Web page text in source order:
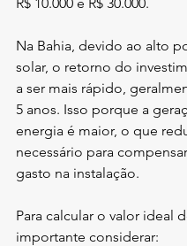
Na Bahia, devido ao alto
solar, o retorno do
a ser mais rápido,
5 anos. Isso porque a
energia é maior, o que
necessário para
gasto na instalação.
Para calcular o valor ideal
importante considerar: